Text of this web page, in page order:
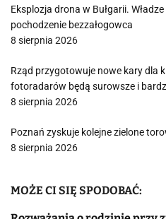
Eksplozja drona w Bułgarii.
pochodzenie bezzałogowca
8 sierpnia 2026
Rząd przygotowuje nowe kary dla
fotoradarów będą surowsze i
8 sierpnia 2026
Poznań zyskuje kolejne zielone
8 sierpnia 2026
MOŻE CI SIĘ SPODOBAĆ: